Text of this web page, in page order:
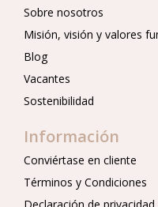
Sobre nosotros
Misión, visión y valores
Blog
Vacantes
Sostenibilidad
Información
Conviértase en cliente
Términos y Condiciones